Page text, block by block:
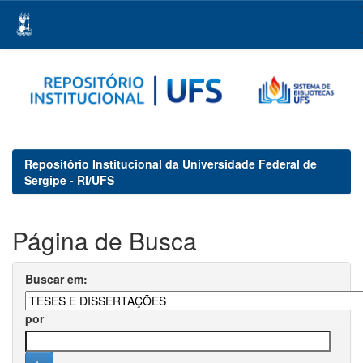
navigation
Repositório Institucional da Universidade Federal de
Sergipe - RI/UFS
Página de Busca
Buscar em:
por